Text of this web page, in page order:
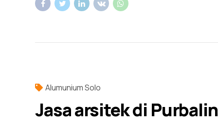
Alumunium Solo
Jasa arsitek di